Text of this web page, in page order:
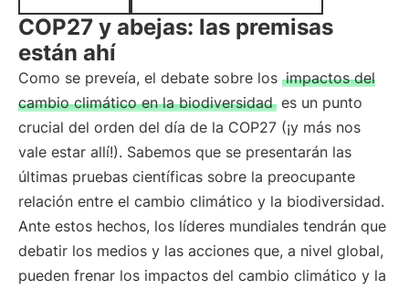
COP27 y abejas: las premisas
están ahí
Como se preveía, el debate sobre los impactos del
cambio climático en la biodiversidad es un punto
crucial del orden del día de la COP27 (¡y más nos
vale estar allí!). Sabemos que se presentarán las
últimas pruebas científicas sobre la preocupante
relación entre el cambio climático y la biodiversidad.
Ante estos hechos, los líderes mundiales tendrán que
debatir los medios y las acciones que, a nivel global,
pueden frenar los impactos del cambio climático y la